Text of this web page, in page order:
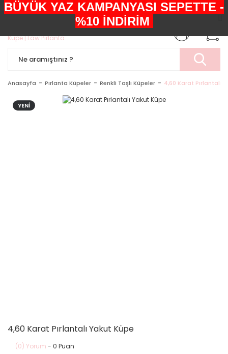
+90552 303 05 29
Anasayfa Pırlanta Küpeler Renkli Taşlı Küpeler 4,60 Karat Pırlantalı
YENİ
4,60 Karat Pırlantalı Yakut Küpe
(0) Yorum - 0 Puan
BÜYÜK YAZ KAMPANYASI SEPETTE -
%10 İNDİRİM